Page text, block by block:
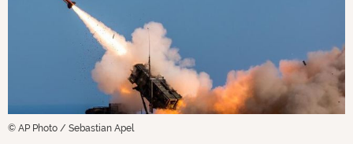
© AP Photo / Sebastian Apel